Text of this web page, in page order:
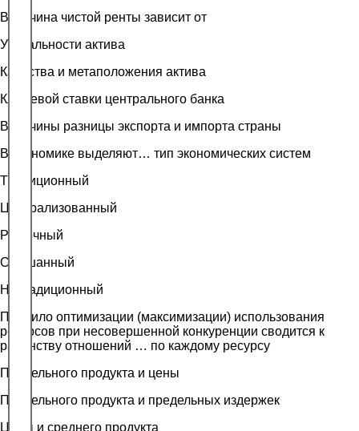
Величина чистой ренты зависит от
Уникальности актива
Качества и метаположения актива
Ключевой ставки центрального банка
Величины разницы экспорта и импорта страны
В экономике выделяют… тип экономических систем
Традиционный
Централизованный
Рыночный
Смешанный
Нетрадиционный
Правило оптимизации (максимизации) использования
ресурсов при несовершенной конкуренции сводится к
равенству отношений … по каждому ресурсу
Предельного продукта и цены
Предельного продукта и предельных издержек
Цены и среднего продукта